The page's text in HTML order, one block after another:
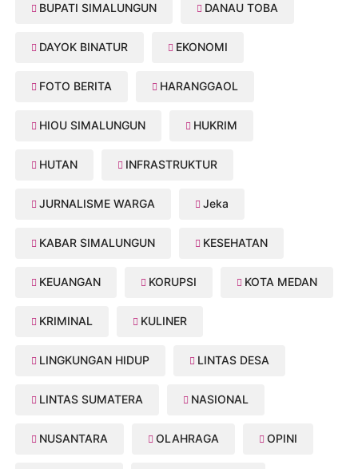
BUPATI SIMALUNGUN DANAU TOBA
DAYOK BINATUR EKONOMI
FOTO BERITA HARANGGAOL
HIOU SIMALUNGUN HUKRIM
HUTAN INFRASTRUKTUR
JURNALISME WARGA Jeka
KABAR SIMALUNGUN KESEHATAN
KEUANGAN KORUPSI KOTA MEDAN
KRIMINAL KULINER
LINGKUNGAN HIDUP LINTAS DESA
LINTAS SUMATERA NASIONAL
NUSANTARA OLAHRAGA OPINI